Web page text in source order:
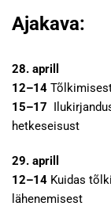
Ajakava:
28. aprill
12–14
15–17
hetkeseisust
29. aprill
12–14 Kuidas
lähenemisest